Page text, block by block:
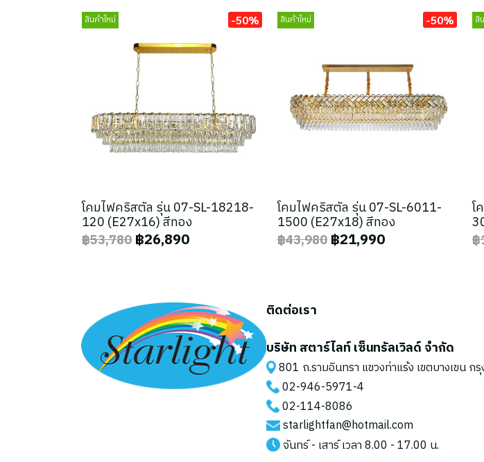
สินค้าใหม่ -50%
โคมไฟคริสตัล รุ่น 07-SL-18218-
120 (E27x16) สีทอง
฿53,780 ฿26,890
สินค้าใหม่ -50%
โคมไฟคริสตัล รุ่น 07-SL-6011-
1500 (E27x18) สีทอง
฿43,980 ฿21,990
สิ
โ
฿
ติดต่อเรา
บริษัท สตาร์ไลท์ เซ็นทรัลเวิลด์ จำกัด
801 ถ.รามอินทรา แขวงท่าแร้ง เขตบางเขน
02-946-5971-4
02-114-8086
starlightfan@hotmail.com
จันทร์ - เสาร์ เวลา 8.00 - 17.00 น.